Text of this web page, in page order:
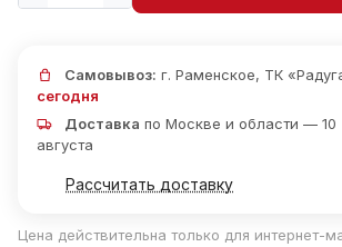
Самовывоз: г. Раменское, ТК
сегодня
Доставка по Москве и области — 10
августа
Рассчитать доставку
Цена действительна только для интернет-